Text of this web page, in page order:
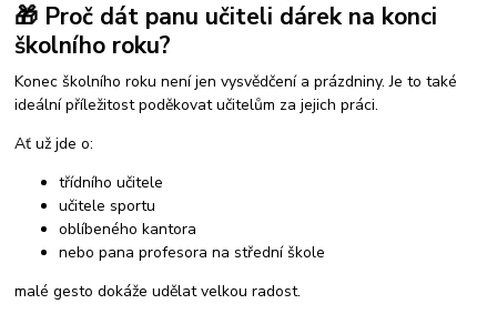
🎁 Proč dát panu učiteli dárek na konci
školního roku?
Konec školního roku není jen vysvědčení a prázdniny. Je to také
ideální příležitost poděkovat učitelům za jejich práci.
Ať už jde o:
třídního učitele
učitele sportu
oblíbeného kantora
nebo pana profesora na střední škole
malé gesto dokáže udělat velkou radost.